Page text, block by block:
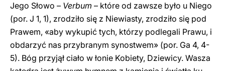
Jego Słowo – Verbum – które od zawsze było u Niego
(por. J 1, 1), zrodziło się z Niewiasty, zrodziło się pod
Prawem, «aby wykupić tych, którzy podlegali Prawu, i
obdarzyć nas przybranym synostwem» (por. Ga 4, 4-
5). Bóg przyjął ciało w łonie Kobiety, Dziewicy. Wasza